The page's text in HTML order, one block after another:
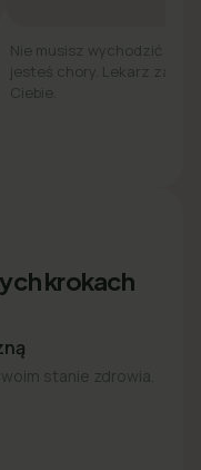
Nie musisz wychodzić z
jesteś chory. Lekarz
Ciebie.
krokach
stanie zdrowia.